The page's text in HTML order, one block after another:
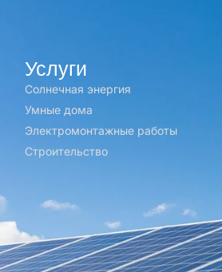
Услуги
Солнечная энергия
Умные дома
Электромонтажные работы
Строительство